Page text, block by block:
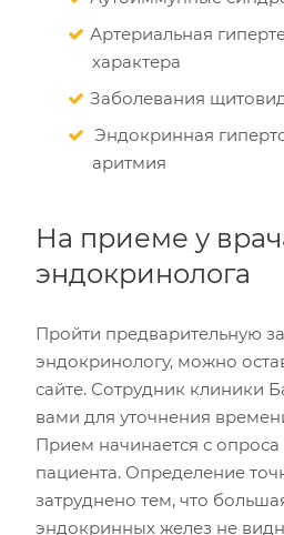
Артериальная
характера
Заболевания
Эндокринная
аритмия
На приеме у
эндокринолога
Пройти предварительную
эндокринологу, можно
сайте. Сотрудник клиники
вами для уточнения
Прием начинается с
пациента. Определение
затруднено тем, что
эндокринных желез не